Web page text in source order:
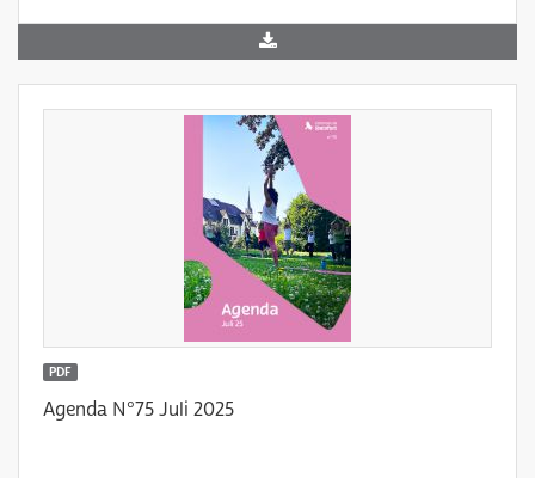
PDF
Agenda N°75 Juli 2025